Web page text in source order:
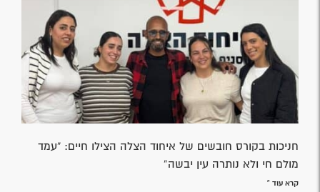
חניכות בקורס חובשים של איחוד הצלה הצילו חיים: “עמד
מולם חי ולא נותרה עין יבשה”
קרא עוד »